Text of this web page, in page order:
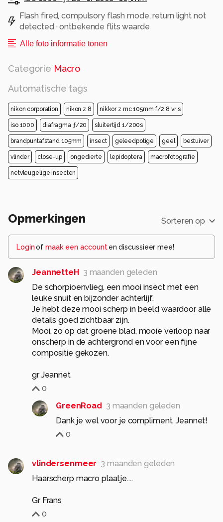
Flash fired, compulsory flash mode, return light not
detected · ontbekende flits waarde
Alle foto informatie tonen
Categorie Macro
Automatische tags
nikon corporation nikon z 8 nikkor z mc 105mm f/2.8 vr s
iso 1000 diafragma ƒ/20 sluitertijd 1/200s
brandpuntafstand 105mm insect geleedpotige geel bestuiver
vlinder close-up ongedierte lepidoptera macrofotografie
netvleugelige insecten
Opmerkingen Sorteren op
Loginof maak een account en discussieer mee!
JeannetteH 3 maanden geleden
De schorpioenvlieg, een mooi insect met een
leuke snuit en bijzonder achterlijf.
Je hebt deze mooi scherp in beeld waardoor alle
details goed zichtbaar zijn.
Mooi, zo op dat groene blad, mooie verloop naar
onscherp in de achtergrond en voor een fijne
compositie gekozen.
gr Jeannet
0
GreenRoad 3 maanden geleden
Dank je wel voor je compliment, Jeannet!
0
vlindersenmeer 3 maanden geleden
Haarscherp macro plaatje....
Gr Frans
0